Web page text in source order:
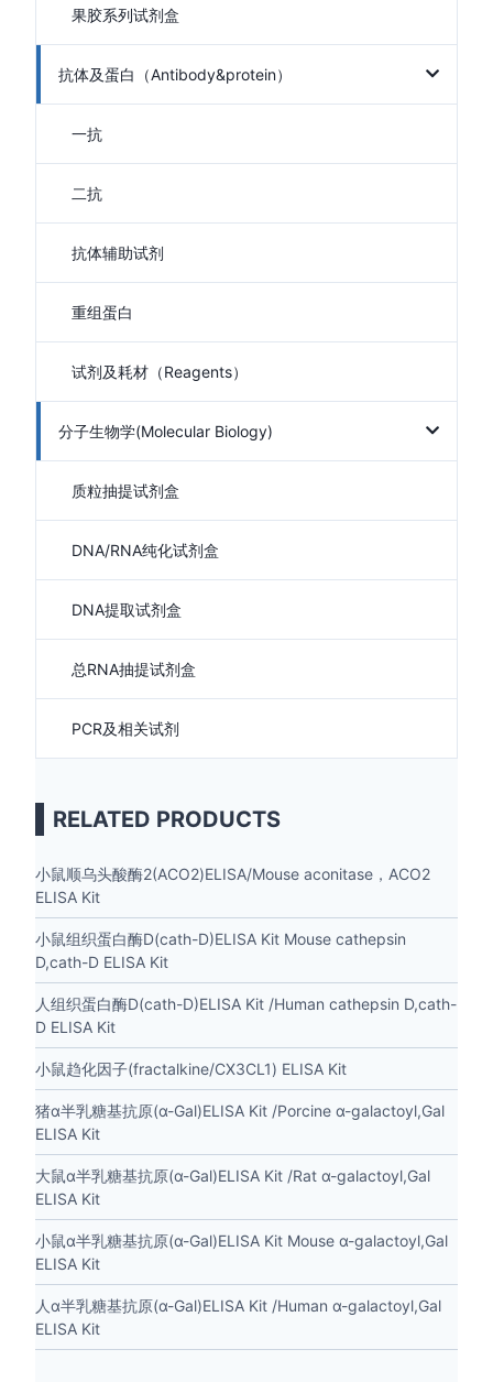
果胶系列试剂盒
抗体及蛋白（Antibody&protein）
一抗
二抗
抗体辅助试剂
重组蛋白
试剂及耗材（Reagents）
分子生物学(Molecular Biology)
质粒抽提试剂盒
DNA/RNA纯化试剂盒
DNA提取试剂盒
总RNA抽提试剂盒
PCR及相关试剂
RELATED PRODUCTS
小鼠顺乌头酸酶2(ACO2)ELISA/Mouse aconitase，ACO2
ELISA Kit
小鼠组织蛋白酶D(cath-D)ELISA Kit Mouse cathepsin
D,cath-D ELISA Kit
人组织蛋白酶D(cath-D)ELISA Kit /Human cathepsin D,cath-
D ELISA Kit
小鼠趋化因子(fractalkine/CX3CL1) ELISA Kit
猪α半乳糖基抗原(α-Gal)ELISA Kit /Porcine α-galactoyl,Gal
ELISA Kit
大鼠α半乳糖基抗原(α-Gal)ELISA Kit /Rat α-galactoyl,Gal
ELISA Kit
小鼠α半乳糖基抗原(α-Gal)ELISA Kit Mouse α-galactoyl,Gal
ELISA Kit
人α半乳糖基抗原(α-Gal)ELISA Kit /Human α-galactoyl,Gal
ELISA Kit